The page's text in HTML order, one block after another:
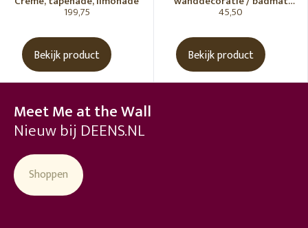
199,75
Bekijk product
Vanille
45,50
Bekijk product
Meet Me at the Wall
Nieuw bij DEENS.NL
Shoppen